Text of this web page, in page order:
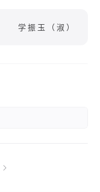
学振玉（淑）